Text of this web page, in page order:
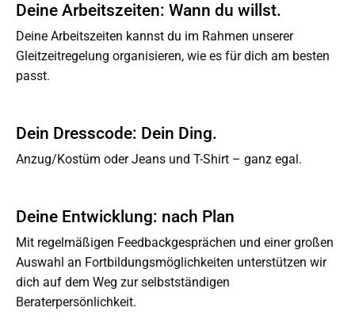
Deine Arbeitszeiten: Wann du willst.
Deine Arbeitszeiten kannst du im Rahmen unserer
Gleitzeitregelung organisieren, wie es für dich am besten
passt.
Dein Dresscode: Dein Ding.
Anzug/Kostüm oder Jeans und T-Shirt – ganz egal.
Deine Entwicklung: nach Plan
Mit regelmäßigen Feedbackgesprächen und einer großen
Auswahl an Fortbildungsmöglichkeiten unterstützen wir
dich auf dem Weg zur selbstständigen
Beraterpersönlichkeit.